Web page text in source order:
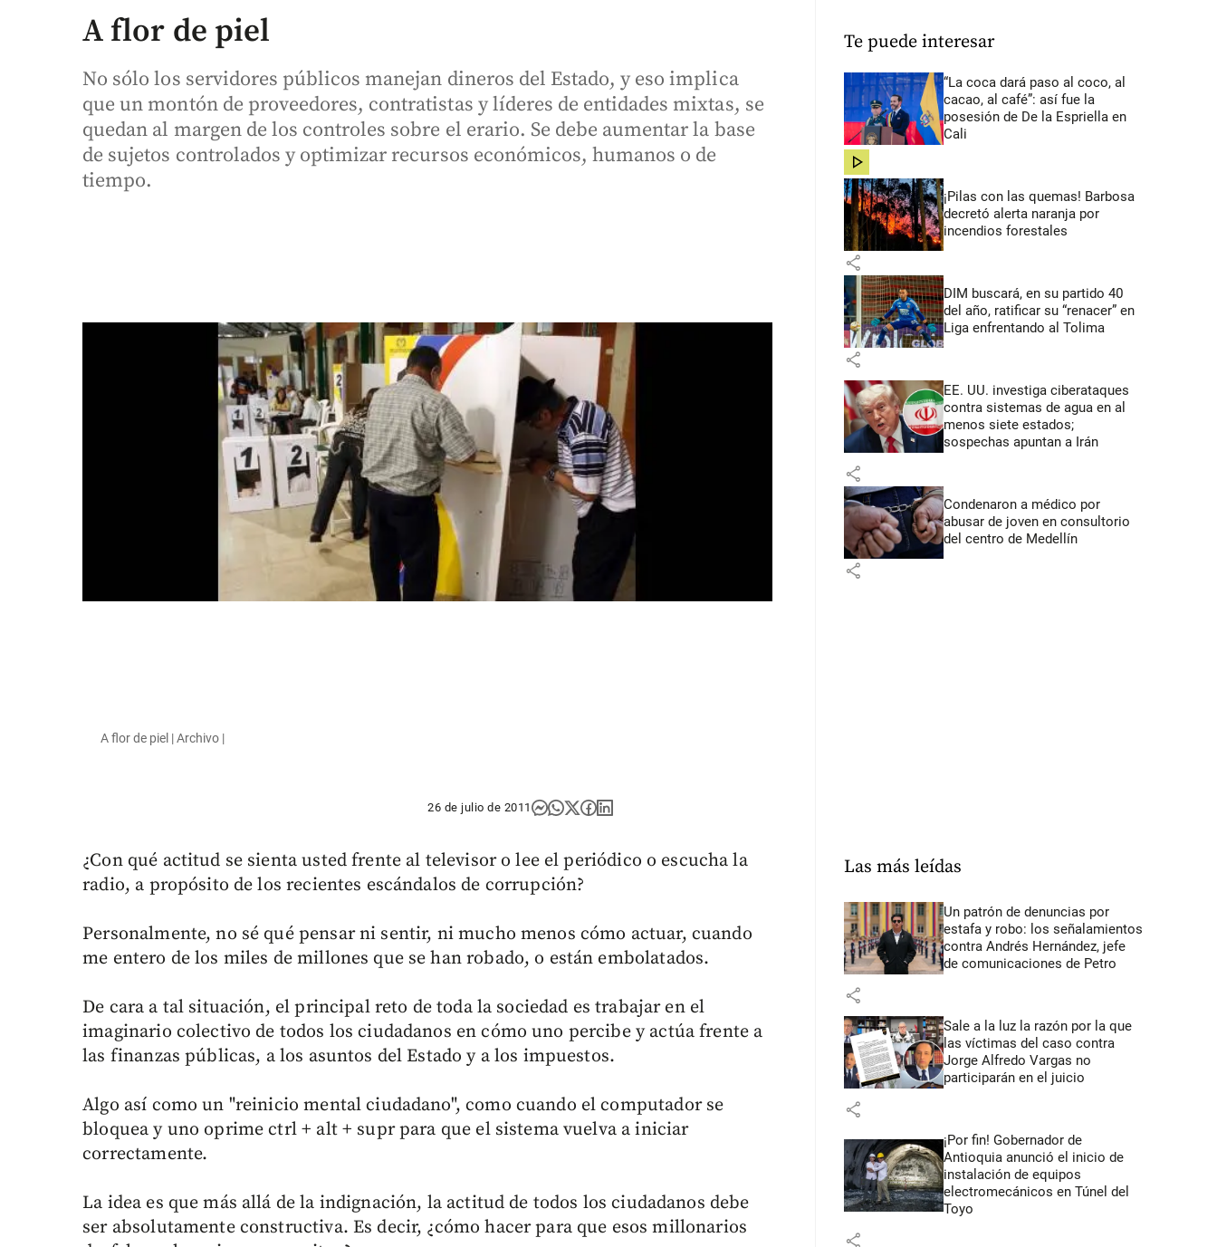
A flor de piel
No sólo los servidores públicos manejan dineros del Estado, y eso implica
que un montón de proveedores, contratistas y líderes de entidades mixtas, se
quedan al margen de los controles sobre el erario. Se debe aumentar la base
de sujetos controlados y optimizar recursos económicos, humanos o de
tiempo.
A flor de piel | Archivo |
26 de julio de 2011
¿Con qué actitud se sienta usted frente al televisor o lee el periódico o escucha la
radio, a propósito de los recientes escándalos de corrupción?
Personalmente, no sé qué pensar ni sentir, ni mucho menos cómo actuar, cuando
me entero de los miles de millones que se han robado, o están embolatados.
De cara a tal situación, el principal reto de toda la sociedad es trabajar en el
imaginario colectivo de todos los ciudadanos en cómo uno percibe y actúa frente a
las finanzas públicas, a los asuntos del Estado y a los impuestos.
Algo así como un "reinicio mental ciudadano", como cuando el computador se
bloquea y uno oprime ctrl + alt + supr para que el sistema vuelva a iniciar
correctamente.
La idea es que más allá de la indignación, la actitud de todos los ciudadanos debe
ser absolutamente constructiva. Es decir, ¿cómo hacer para que esos millonarios
Te puede interesar
“La coca dará paso al coco, al
cacao, al café”: así fue la
posesión de De la Espriella en
Cali
share
¡Pilas con las quemas! Barbosa
decretó alerta naranja por
incendios forestales
share
DIM buscará, en su partido 40
del año, ratificar su “renacer” en
Liga enfrentando al Tolima
share
EE. UU. investiga ciberataques
contra sistemas de agua en al
menos siete estados;
sospechas apuntan a Irán
share
Condenaron a médico por
abusar de joven en consultorio
del centro de Medellín
share
Las más leídas
Un patrón de denuncias por
estafa y robo: los señalamientos
contra Andrés Hernández, jefe
de comunicaciones de Petro
share
Sale a la luz la razón por la que
las víctimas del caso contra
Jorge Alfredo Vargas no
participarán en el juicio
share
¡Por fin! Gobernador de
Antioquia anunció el inicio de
instalación de equipos
electromecánicos en Túnel del
Toyo
share